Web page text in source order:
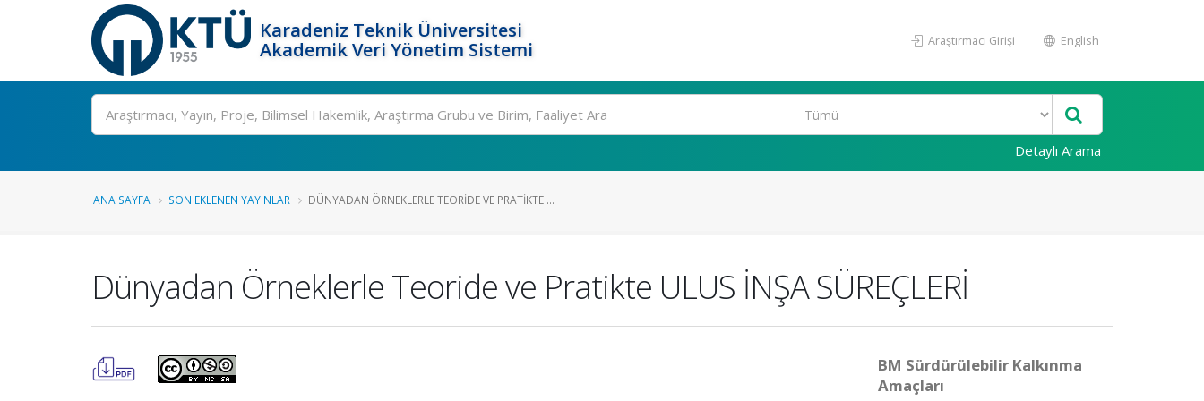
Karadeniz Teknik Üniversitesi
Akademik Veri Yönetim Sistemi
Araştırmacı Girişi English
Ara
Detaylı Arama
ANA SAYFA SON EKLENEN YAYINLAR DÜNYADAN ÖRNEKLERLE TEORIDE VE PRATIKTE ...
Dünyadan Örneklerle Teoride ve Pratikte ULUS İNŞA SÜREÇLERİ
BM Sürdürülebilir Kalkınma
Amaçları